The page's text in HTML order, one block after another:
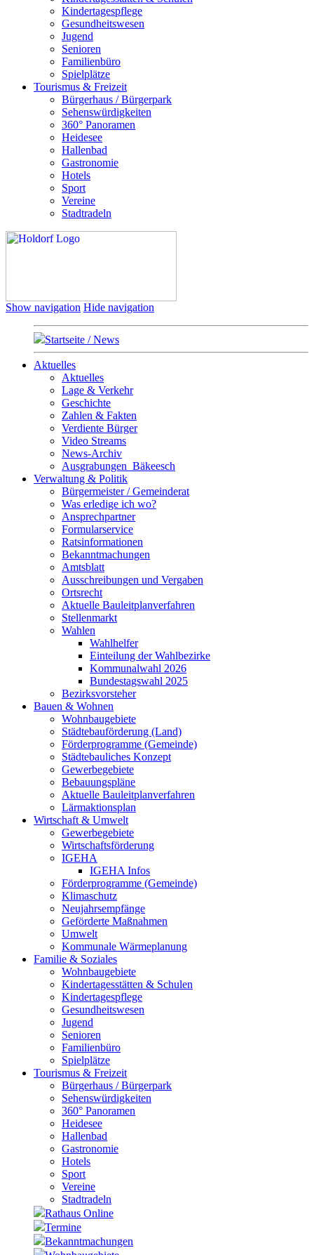
Kindertagespflege
Gesundheitswesen
Jugend
Senioren
Familienbüro
Spielplätze
Tourismus & Freizeit
Bürgerhaus / Bürgerpark
Sehenswürdigkeiten
360° Panoramen
Heidesee
Hallenbad
Gastronomie
Hotels
Sport
Vereine
Stadtradeln
Show navigation Hide navigation
Startseite / News
Aktuelles
Aktuelles
Lage & Verkehr
Geschichte
Zahlen & Fakten
Verdiente Bürger
Video Streams
News-Archiv
Ausgrabungen_Bäkeesch
Verwaltung & Politik
Bürgermeister / Gemeinderat
Was erledige ich wo?
Ansprechpartner
Formularservice
Ratsinformationen
Bekanntmachungen
Amtsblatt
Ausschreibungen und Vergaben
Ortsrecht
Aktuelle Bauleitplanverfahren
Stellenmarkt
Wahlen
Wahlhelfer
Einteilung der Wahlbezirke
Kommunalwahl 2026
Bundestagswahl 2025
Bezirksvorsteher
Bauen & Wohnen
Wohnbaugebiete
Städtebauförderung (Land)
Förderprogramme (Gemeinde)
Städtebauliches Konzept
Gewerbegebiete
Bebauungspläne
Aktuelle Bauleitplanverfahren
Lärmaktionsplan
Wirtschaft & Umwelt
Gewerbegebiete
Wirtschaftsförderung
IGEHA
IGEHA Infos
Förderprogramme (Gemeinde)
Klimaschutz
Neujahrsempfänge
Geförderte Maßnahmen
Umwelt
Kommunale Wärmeplanung
Familie & Soziales
Wohnbaugebiete
Kindertagesstätten & Schulen
Kindertagespflege
Gesundheitswesen
Jugend
Senioren
Familienbüro
Spielplätze
Tourismus & Freizeit
Bürgerhaus / Bürgerpark
Sehenswürdigkeiten
360° Panoramen
Heidesee
Hallenbad
Gastronomie
Hotels
Sport
Vereine
Stadtradeln
Rathaus Online
Termine
Bekanntmachungen